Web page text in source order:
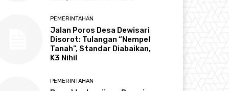
PEMERINTAHAN
Jalan Poros Desa Dewisari
Disorot: Tulangan “Nempel
Tanah”, Standar Diabaikan,
K3 Nihil
PEMERINTAHAN